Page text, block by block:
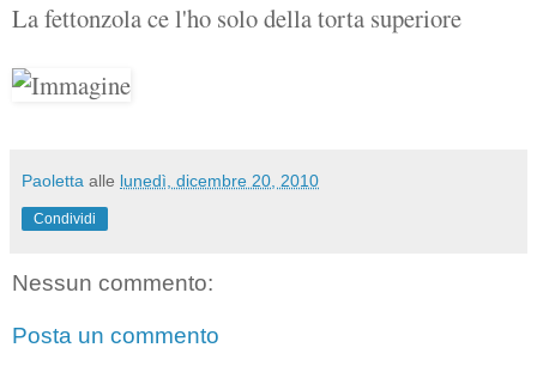
La fettonzola ce l'ho solo della torta superiore
Paoletta alle lunedì, dicembre 20, 2010
Condividi
Nessun commento:
Posta un commento